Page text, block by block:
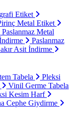
Etiket
Metal Etiket
Paslanmaz Metal
Paslanmaz
Asit İndirme
Tabela
Pleksi
Vinil Germe Tabela
Kesim Harf
Cephe Giydirme